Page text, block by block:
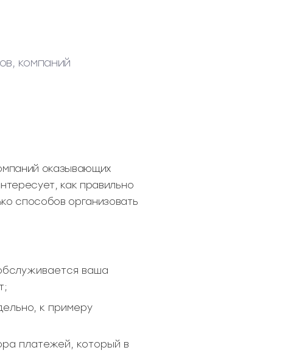
компаний
оказывающих
как правильно
способов организовать
ваша
к примеру
платежей, который в